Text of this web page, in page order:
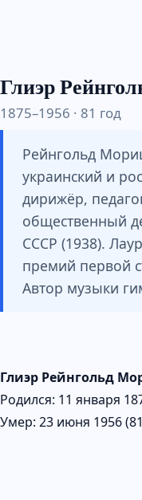
Глиэр
1875–1956 · 81 год
Рейнгольд
украинский и
дирижёр,
общественный
СССР (1938).
премий первой
Автор музыки
Глиэр Рейнгольд
Родился: 11 января
Умер: 23 июня 1956